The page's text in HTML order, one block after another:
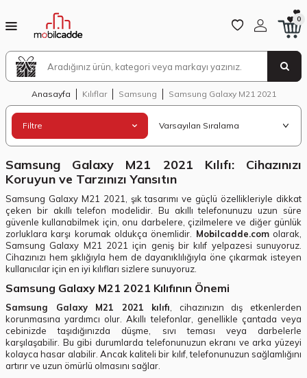
0
Anasayfa Kılıflar Samsung Samsung Galaxy M21 2021
Filtre
Samsung Galaxy M21 2021 Kılıfı: Cihazınızı
Koruyun ve Tarzınızı Yansıtın
Samsung Galaxy M21 2021, şık tasarımı ve güçlü özellikleriyle dikkat
çeken bir akıllı telefon modelidir. Bu akıllı telefonunuzu uzun süre
güvenle kullanabilmek için, onu darbelere, çizilmelere ve diğer günlük
zorluklara karşı korumak oldukça önemlidir. Mobilcadde.comolarak,
Samsung Galaxy M21 2021 için geniş bir kılıf yelpazesi sunuyoruz.
Cihazınızı hem şıklığıyla hem de dayanıklılığıyla öne çıkarmak isteyen
kullanıcılar için en iyi kılıfları sizlere sunuyoruz.
Samsung Galaxy M21 2021 Kılıfının Önemi
Samsung Galaxy M21 2021 kılıfı, cihazınızın dış etkenlerden
korunmasına yardımcı olur. Akıllı telefonlar, genellikle çantada veya
cebinizde taşıdığınızda düşme, sıvı teması veya darbelerle
karşılaşabilir. Bu gibi durumlarda telefonunuzun ekranı ve arka yüzeyi
kolayca hasar alabilir. Ancak kaliteli bir kılıf, telefonunuzun sağlamlığını
artırır ve uzun ömürlü olmasını sağlar.